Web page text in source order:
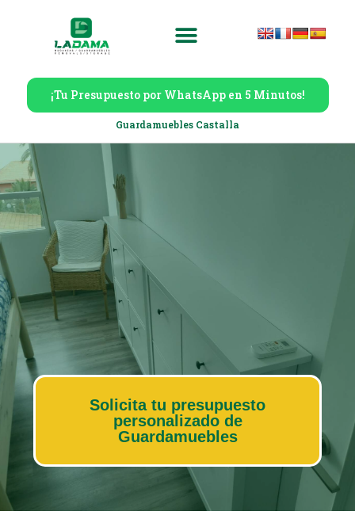
¡Tu Presupuesto por WhatsApp en 5 Minutos!
Guardamuebles Castalla
Solicita tu presupuesto
personalizado de
Guardamuebles